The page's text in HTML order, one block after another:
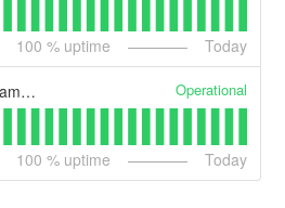
100 % uptime Today
Management Portal (example) Operational
100 % uptime Today